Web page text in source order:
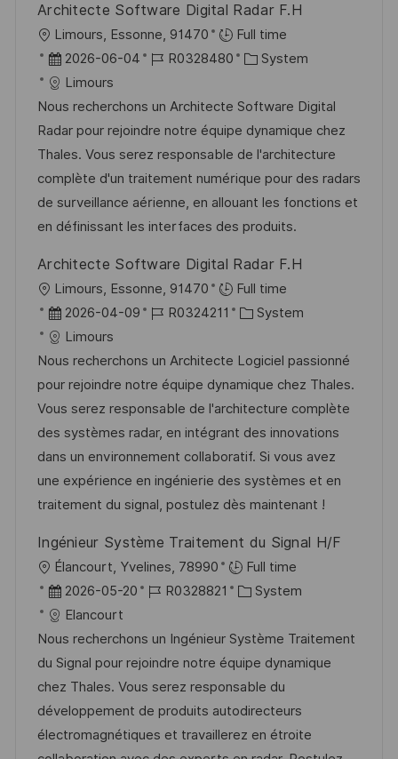
Architecte Software Digital Radar F.H
O
r
t
Limours, Essonne, 91470
Full time
D
a
t
u
m
d
e
r
e
r
ö
f
f
e
n
t
l
i
c
h
u
n
g
2026-06-04
J
b
-
I
D
R0328480
K
t
e
g
o
r
i
System
Limours
Nous recherchons un Architecte Software Digital
Radar pour rejoindre notre équipe dynamique chez
Thales. Vous serez responsable de l'architecture
complète d'un traitement numérique pour des radars
de surveillance aérienne, en allouant les fonctions et
en définissant les interfaces des produits.
Architecte Software Digital Radar F.H
O
r
t
Limours, Essonne, 91470
Full time
D
a
t
u
m
d
e
r
V
r
ö
f
f
e
n
t
l
i
2026-04-09
J
b
-
I
D
R0324211
K
t
e
g
o
r
i
e
System
Limours
Nous recherchons un Architecte Logiciel passionné
pour rejoindre notre équipe dynamique chez Thales.
Vous serez responsable de l'architecture complète
des systèmes radar, en intégrant des innovations
dans un environnement collaboratif. Si vous avez
une expérience en ingénierie des systèmes et en
traitement du signal, postulez dès maintenant !
Ingénieur Système Traitement du Signal H/F
O
r
t
Élancourt, Yvelines, 78990
Full time
D
a
t
u
m
d
e
2026-05-20
J
b
-
I
D
R0328821
K
t
e
g
o
r
System
Elancourt
Nous recherchons un Ingénieur Système Traitement
du Signal pour rejoindre notre équipe dynamique
chez Thales. Vous serez responsable du
développement de produits autodirecteurs
électromagnétiques et travaillerez en étroite